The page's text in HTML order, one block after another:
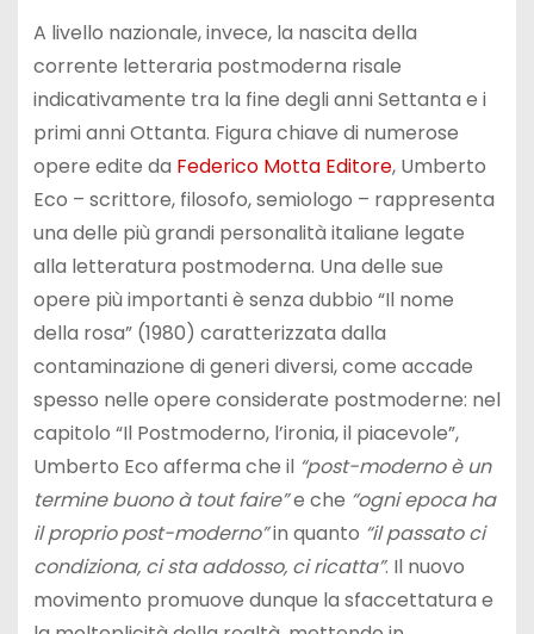
A livello nazionale, invece, la nascita della
corrente letteraria postmoderna risale
indicativamente tra la fine degli anni Settanta e i
primi anni Ottanta. Figura chiave di numerose
opere edite da Federico Motta Editore, Umberto
Eco – scrittore, filosofo, semiologo – rappresenta
una delle più grandi personalità italiane legate
alla letteratura postmoderna. Una delle sue
opere più importanti è senza dubbio “Il nome
della rosa” (1980) caratterizzata dalla
contaminazione di generi diversi, come accade
spesso nelle opere considerate postmoderne: nel
capitolo “Il Postmoderno, l’ironia, il piacevole”,
Umberto Eco afferma che il “post-moderno è un
termine buono à tout faire”e che “ogni epoca ha
il proprio post-moderno”in quanto “il passato ci
condiziona, ci sta addosso, ci ricatta”. Il nuovo
movimento promuove dunque la sfaccettatura e